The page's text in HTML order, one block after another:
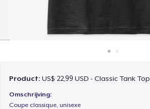
Product:US$ 22,99 USD - Classic Tank Top
Omschrijving:
Coupe classique, unisexe